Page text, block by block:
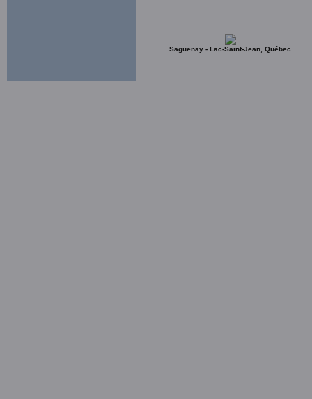
Saguenay - Lac-Saint-Jean, Québec